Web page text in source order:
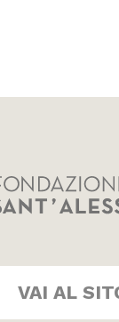
VAI AL